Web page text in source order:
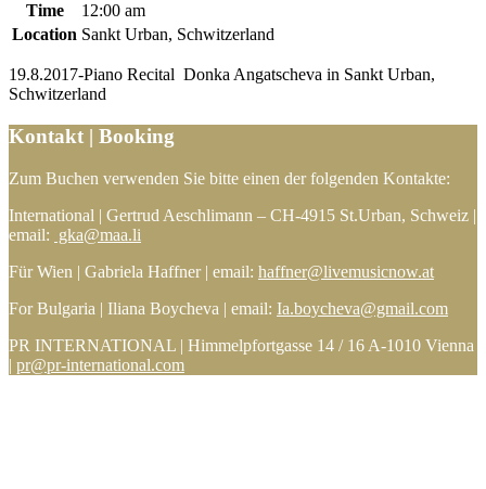
Time
12:00 am
Location Sankt Urban, Schwitzerland
19.8.2017-Piano Recital Donka Angatscheva in Sankt Urban,
Schwitzerland
Kontakt | Booking
Zum Buchen verwenden Sie bitte einen der folgenden Kontakte:
International | Gertrud Aeschlimann – CH-4915 St.Urban, Schweiz |
email: gka@maa.li
Für Wien | Gabriela Haffner | email: haffner@livemusicnow.at
For Bulgaria | Iliana Boycheva | email: Ia.boycheva@gmail.com
PR INTERNATIONAL | Himmelpfortgasse 14 / 16 A-1010 Vienna
| pr@pr-international.com